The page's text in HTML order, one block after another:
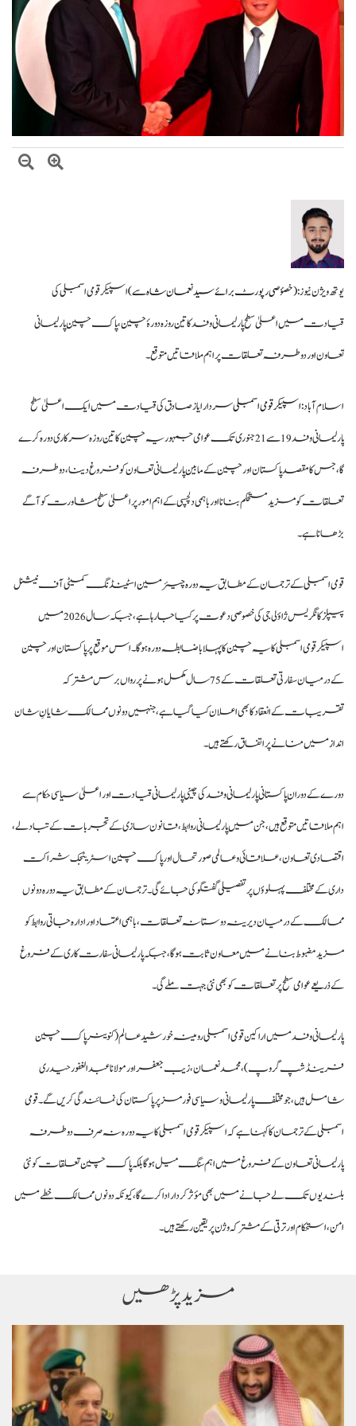
وزیراعظم شہباز شریف کا وفاقی وزارتوں اور ڈویژنز کی کارکردگی کا جامع جائزہ لینے کا
فیصلہ
بلاول بھٹو کا آزاد کشمیر انتخابات پر دھاندلی کا الزام، ن لیگ پر سخت تنقید
یوتھ ویژن نیوز :( خصؤصی رپورٹ برائے سید نعمان شاہ سے)اسپیکر قومی اسمبلی کی
قیادت میں اعلیٰ سطح پارلیمانی وفد کا تین روزہ دورۂ چین، پاک چین پارلیمانی
تعاون اور دوطرفہ تعلقات پر اہم ملاقاتیں متوقع۔
اسلام آباد:اسپیکر قومی اسمبلیسردار ایاز صادق کی قیادت میں ایک اعلیٰ سطح
پارلیمانی وفد 19 سے 21 جنوری تک عوامی جمہوریہ چین کا تین روزہ سرکاری دورہ کرے
گا، جس کا مقصد پاکستان اور چین کے مابین پارلیمانی تعاون کو فروغ دینا، دوطرفہ
تعلقات کو مزید مستحکم بنانا اور باہمی دلچسپی کے اہم امور پر اعلیٰ سطح مشاورت کو آگے
بڑھانا ہے۔
قومی اسمبلی کے ترجمان کے مطابق یہ دورہ چیئرمین اسٹینڈنگ کمیٹی آف نیشنل
پیپلز کانگریس ژاؤ لی جی کی خصوصی دعوت پر کیا جا رہا ہے، جبکہ سال 2026 میں
اسپیکر قومی اسمبلی کا یہ چین کا پہلا باضابطہ دورہ ہوگا۔ اس موقع پر پاکستان اور چین
کے درمیان سفارتی تعلقات کے 75 سال مکمل ہونے پر رواں برس مشترکہ
تقریبات کے انعقاد کا بھی اعلان کیا گیا ہے، جنہیں دونوں ممالک شایانِ شان
انداز میں منانے پر اتفاق رکھتے ہیں۔
دورے کے دوران پاکستانی پارلیمانی وفد کی چینی پارلیمانی قیادت اور اعلیٰ سیاسی حکام سے
اہم ملاقاتیں متوقع ہیں، جن میں پارلیمانی روابط، قانون سازی کے تجربات کے تبادلے،
اقتصادی تعاون، علاقائی و عالمی صورتحال اور پاک چین اسٹریٹجک شراکت
داری کے مختلف پہلوؤں پر تفصیلی گفتگو کی جائے گی۔ ترجمان کے مطابق یہ دورہ دونوں
ممالک کے درمیان دیرینہ دوستانہ تعلقات، باہمی اعتماد اور ادارہ جاتی روابط کو
مزید مضبوط بنانے میں معاون ثابت ہوگا، جبکہ پارلیمانی سفارت کاری کے فروغ
کے ذریعے عوامی سطح پر تعلقات کو بھی نئی جہت ملے گی۔
پارلیمانی وفد میں اراکین قومی اسمبلی رومینہ خورشید عالم (کنوینر پاک چین
فرینڈ شپ گروپ)، محمد نعمان، زیب جعفر اور مولانا عبدالغفور حیدری
شامل ہیں، جو مختلف پارلیمانی و سیاسی فورمز پر پاکستان کی نمائندگی کریں گے۔ قومی
اسمبلی کے ترجمان کا کہنا ہے کہ اسپیکر قومی اسمبلی کا یہ دورہ نہ صرف دوطرفہ
پارلیمانی تعاون کے فروغ میں اہم سنگ میل ہوگا بلکہ پاک چین تعلقات کو نئی
بلندیوں تک لے جانے میں بھی مؤثر کردار ادا کرے گا، کیونکہ دونوں ممالک خطے میں
امن، استحکام اور ترقی کے مشترکہ وژن پر یقین رکھتے ہیں۔
مزید پڑھیں